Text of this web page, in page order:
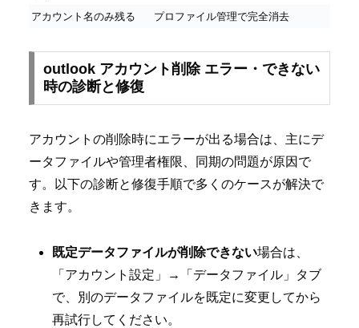
アカウント名のみ残る プロファイル管理で完全消去
outlook アカウント削除 エラー・できない
時の診断と修復
アカウントの削除時にエラーが出る場合は、主にデ
ータファイルや管理者権限、同期の問題が原因で
す。以下の診断と修復手順で多くのケースが解決で
きます。
既定データファイルが削除できない場合は、
「アカウント設定」→「データファイル」タブ
で、別のデータファイルを既定に変更してから
再試行してください。